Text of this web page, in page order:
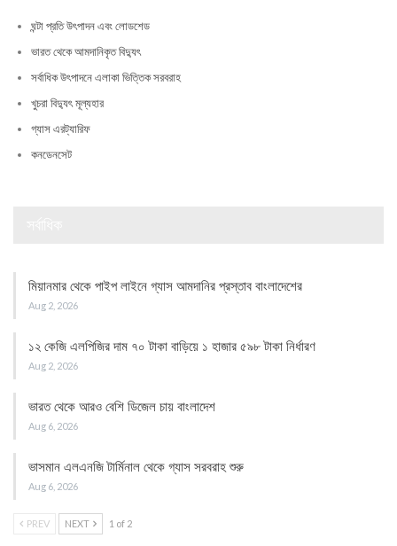
ঘন্টা প্রতি উৎপাদন এবং লোডশেড
ভারত থেকে আমদানিকৃত বিদ্যুৎ
সর্বাধিক উৎপাদনে এলাকা ভিত্তিক সরবরাহ
খুচরা বিদ্যুৎ মূল্যহার
গ্যাস এরট্যারিফ
কনডেনসেট
মিয়ানমার থেকে পাইপ লাইনে গ্যাস আমদানির প্রস্তাব বাংলাদেশের
Aug 2, 2026
১২ কেজি এলপিজির দাম ৭০ টাকা বাড়িয়ে ১ হাজার ৫৯৮ টাকা নির্ধারণ
Aug 2, 2026
ভারত থেকে আরও বেশি ডিজেল চায় বাংলাদেশ
Aug 6, 2026
ভাসমান এলএনজি টার্মিনাল থেকে গ্যাস সরবরাহ শুরু
Aug 6, 2026
PREV NEXT 1 of 2